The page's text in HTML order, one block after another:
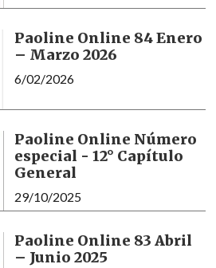
Paoline Online 84 Enero
– Marzo 2026
6/02/2026
Paoline Online Número
especial - 12° Capítulo
General
29/10/2025
Paoline Online 83 Abril
– Junio 2025